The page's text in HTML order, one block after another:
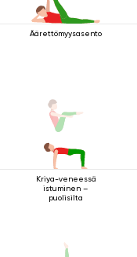
Äärettömyysasento
Kriya-veneessä
istuminen –
puolisilta